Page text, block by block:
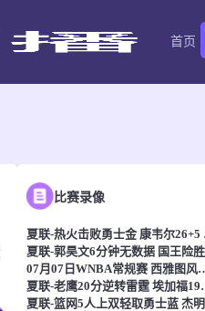
首页
比赛录像
夏联-
07月07日WNBA常规赛
夏联-老鹰20